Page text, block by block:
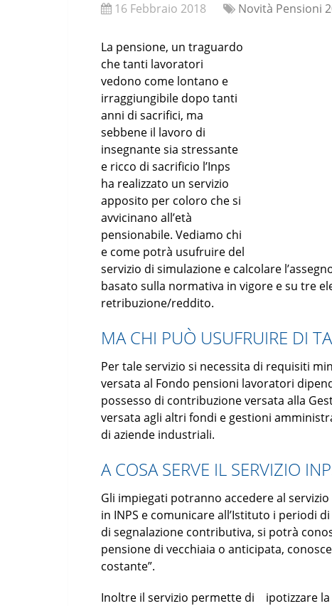
16 Febbraio 2018 Novità Pensioni
La pensione, un traguardo
che tanti lavoratori
vedono come lontano e
irraggiungibile dopo tanti
anni di sacrifici, ma
sebbene il lavoro di
insegnante sia stressante
e ricco di sacrificio l’Inps
ha realizzato un servizio
apposito per coloro che si
avvicinano all’età
pensionabile. Vediamo chi
e come potrà usufruire del
servizio di simulazione e calcolare
basato sulla normativa in vigore e su tre
retribuzione/reddito.
MA CHI PUÒ USUFRUIRE DI
Per tale servizio si necessita di requisiti
versata al Fondo pensioni lavoratori
possesso di contribuzione versata alla
versata agli altri fondi e gestioni
di aziende industriali.
A COSA SERVE IL SERVIZIO
Gli impiegati potranno accedere al
in INPS e comunicare all’Istituto i periodi
di segnalazione contributiva, si potrà
pensione di vecchiaia o anticipata,
costante”.
Inoltre il servizio permette di ipotizzare